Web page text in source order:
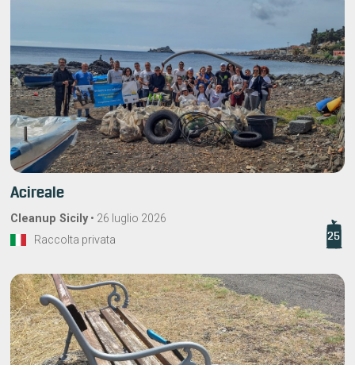
Acireale
Cleanup Sicily• 26 luglio 2026
Raccolta privata
25